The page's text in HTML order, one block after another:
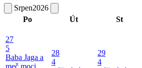
Srpen2026
Po
Út St
27
5
Baba Jaga a
28
4
29
4